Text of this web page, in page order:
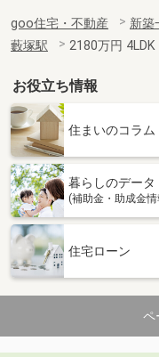
goo住宅・不動産 新築
藪塚駅
2180万円 4LDK
お役立ち情報
住まいのコラム
暮らしのデータ
(補助金・助成金情
住宅ローン
ペ